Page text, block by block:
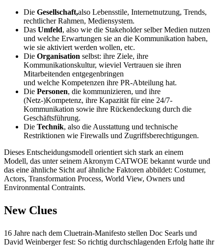
Die Gesellschaft,also Lebensstile, Internetnutzung, Trends,
rechtlicher Rahmen, Mediensystem.
Das Umfeld, also wie die Stakeholder selber Medien nutzen
und welche Erwartungen sie an die Kommunikation haben,
wie sie aktiviert werden wollen, etc.
Die Organisation selbst: ihre Ziele, ihre
Kommunikationskultur, wieviel Vertrauen sie ihren
Mitarbeitenden entgegenbringen
und welche Kompetenzen ihre PR-Abteilung hat.
Die Personen, die kommunizieren, und ihre
(Netz-)Kompetenz, ihre Kapazität für eine 24/7-
Kommunikation sowie ihre Rückendeckung durch die
Geschäftsführung.
Die Technik, also die Ausstattung und technische
Restriktionen wie Firewalls und Zugriffsberechtigungen.
Dieses Entscheidungsmodell orientiert sich stark an einem
Modell, das unter seinem Akronym CATWOE bekannt wurde und
das eine ähnliche Sicht auf ähnliche Faktoren abbildet: Costumer,
Actors, Transformation Process, World View, Owners und
Environmental Contraints.
New Clues
16 Jahre nach dem Cluetrain-Manifesto stellen Doc Searls und
David Weinberger fest: So richtig durchschlagenden Erfolg hatte ihr